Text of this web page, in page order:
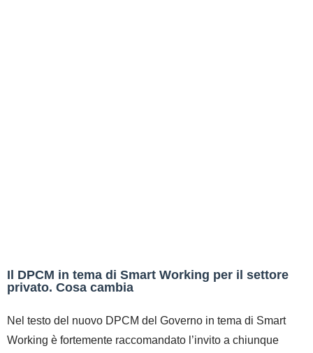
Il DPCM in tema di Smart Working per il settore
privato. Cosa cambia
Nel testo del nuovo DPCM del Governo in tema di Smart
Working è fortemente raccomandato l’invito a chiunque